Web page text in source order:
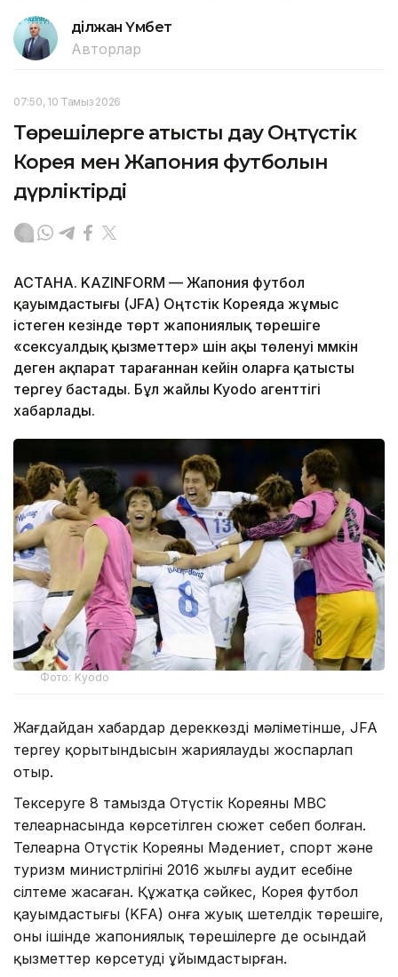
Әділжан Үмбет
Авторлар
07:50, 10 Тамыз 2026
Төрешілерге қатысты дау Оңтүстік
Корея мен Жапония футболын
дүрліктірді
АСТАНА. KAZINFORM — Жапония футбол
қауымдастығы (JFA) Оңтүстік Кореяда жұмыс
істеген кезінде төрт жапониялық төрешіге
«сексуалдық қызметтер» үшін ақы төленуі мүмкін
деген ақпарат тарағаннан кейін оларға қатысты
тергеу бастады. Бұл жайлы Kyodo агенттігі
хабарлады.
Фото: Kyodo
Жағдайдан хабардар дереккөздің мәліметінше, JFA
тергеу қорытындысын жариялауды жоспарлап
отыр.
Тексеруге 8 тамызда Оңтүстік Кореяның MBC
телеарнасында көрсетілген сюжет себеп болған.
Телеарна Оңтүстік Кореяның Мәдениет, спорт және
туризм министрлігінің 2016 жылғы аудит есебіне
сілтеме жасаған. Құжатқа сәйкес, Корея футбол
қауымдастығы (KFA) онға жуық шетелдік төрешіге,
оның ішінде жапониялық төрешілерге де осындай
қызметтер көрсетуді ұйымдастырған.